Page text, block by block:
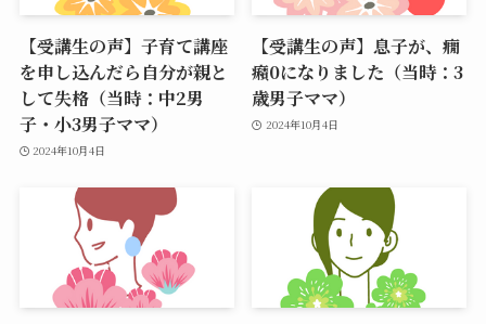
【受講生の声】子育て講座
を申し込んだら自分が親と
して失格（当時：中2男
子・小3男子ママ）
2024年10月4日
【受講生の声】息子が、癇
癪0になりました（当時：3
歳男子ママ）
2024年10月4日